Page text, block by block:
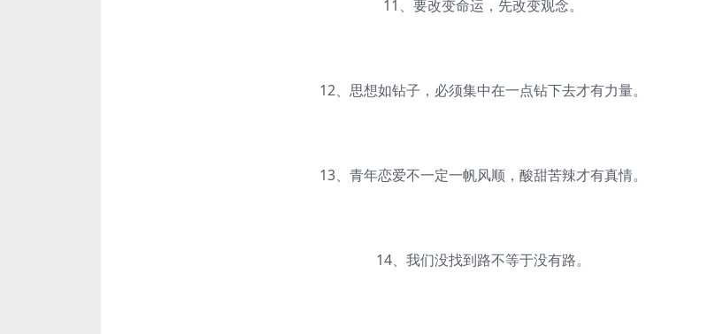
11、要改变命运，先改变观念。
12、思想如钻子，必须集中在一点钻下去才有力量。
13、青年恋爱不一定一帆风顺，酸甜苦辣才有真情。
14、我们没找到路不等于没有路。